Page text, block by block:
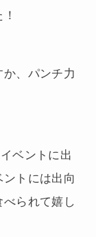
、パンチ力
ベントに出
トには出向
られて嬉し